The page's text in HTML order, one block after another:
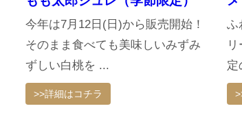
今年は7月12日(日)から販売開始！
そのまま食べても美味しいみずみ
ずしい白桃を ...
>>詳細はコチラ
ふ
定